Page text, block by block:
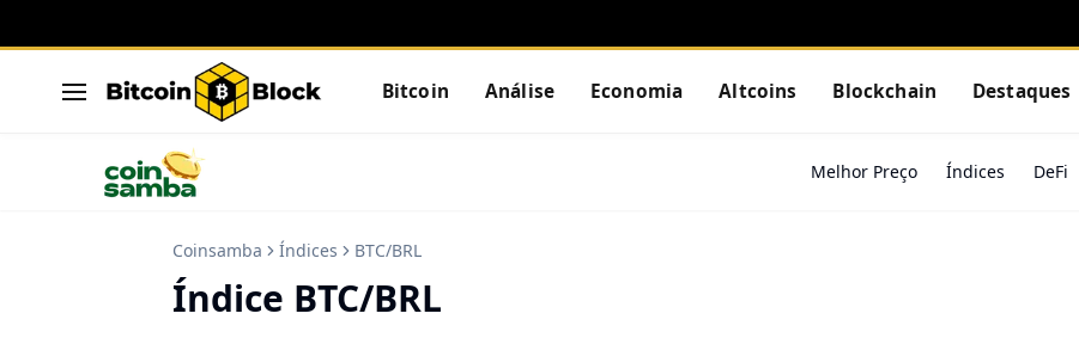
Bitcoin Análise Economia Altcoins Blockchain Destaques